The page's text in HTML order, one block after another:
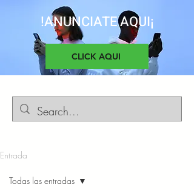
!ANUNCIATE AQUI¡
CLICK AQUI
Entrada
Todas las entradas